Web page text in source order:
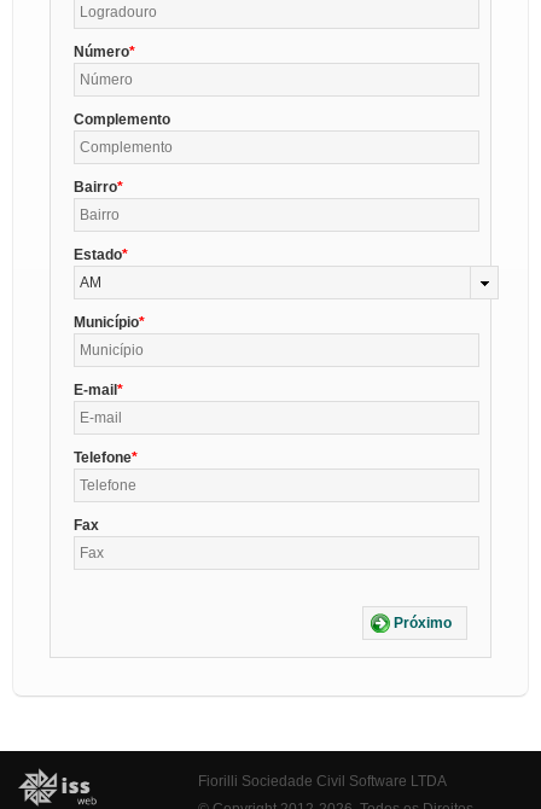
Número
Complemento
Bairro
Estado
AM
Município
E-mail
Telefone
Fax
Próximo
Fiorilli Sociedade Civil Software LTDA